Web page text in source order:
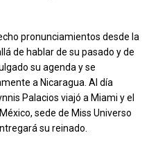
pronunciamientos desde la
de hablar de su pasado y de
su agenda y se
a Nicaragua. Al día
Palacios viajó a Miami y el
sede de Miss Universo
su reinado.